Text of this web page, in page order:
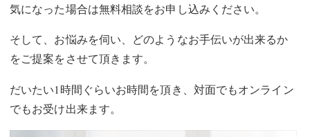
気になった場合は無料相談をお申し込みください。
そして、お悩みを伺い、どのようなお手伝いが出来るか
をご提案をさせて頂きます。
だいたい1時間ぐらいお時間を頂き、対面でもオンライン
でもお受け出来ます。